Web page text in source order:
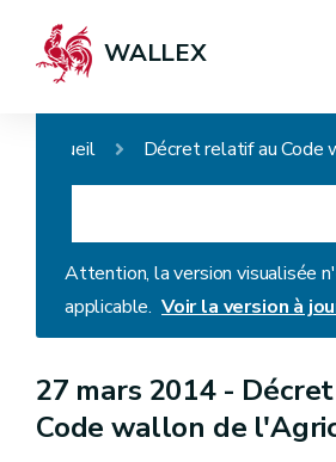
WALLEX
Accueil
Attention, la version visualisée
applicable. Voir la version à
27 mars 2014 -
Code wallon de